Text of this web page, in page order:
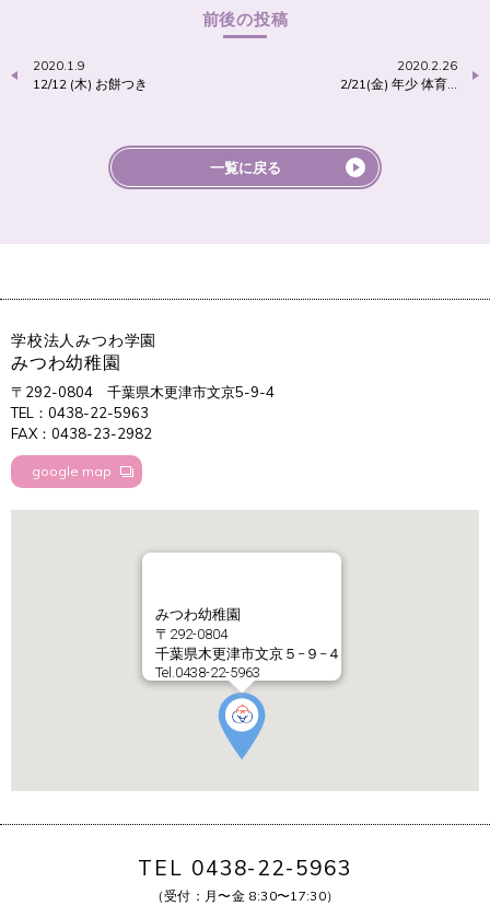
前後の投稿
2020.1.9
12/12 (木) お餅つき
2020.2.26
2/21(金) 年少 体育…
一覧に戻る
学校法人みつわ学園
みつわ幼稚園
〒292-0804
千葉県木更津市文京5-9-4
TEL：0438-22-5963
FAX：0438-23-2982
google map
みつわ幼稚園
〒292-0804
千葉県木更津市文京５−９−４
Tel.0438-22-5963
TEL 0438-22-5963
（受付：月〜金 8:30〜17:30）